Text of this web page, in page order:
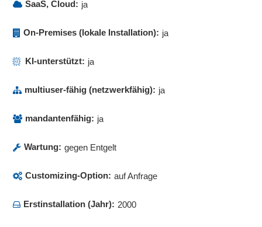
SaaS, Cloud: ja
On-Premises (lokale Installation): ja
KI-unterstützt: ja
multiuser-fähig (netzwerkfähig): ja
mandantenfähig: ja
Wartung: gegen Entgelt
Customizing-Option: auf Anfrage
Erstinstallation (Jahr): 2000